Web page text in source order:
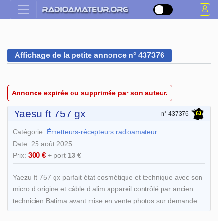
Affichage de la petite annonce n° 437376
Annonce expirée ou supprimée par son auteur.
Yaesu ft 757 gx n° 437376 63
Catégorie: Émetteurs-récepteurs radioamateur
Date: 25 août 2025
Prix: 300 € + port 13€
Yaezu ft 757 gx parfait état cosmétique et technique avec son
micro d origine et câble d alim appareil contrôlé par ancien
technicien Batima avant mise en vente photos sur demande